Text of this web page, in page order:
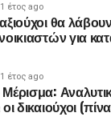
1 έτος ago
θα
για
1 έτος ago
δικαιούχοι